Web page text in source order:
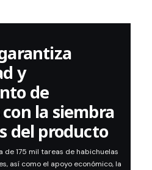
y
de
la siembra
del producto
de 175 mil tareas de habichuelas
así como el apoyo económico, la